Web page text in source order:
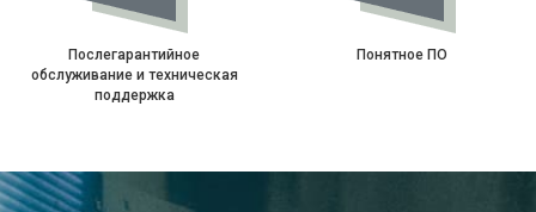
Послегарантийное
обслуживание и техническая
поддержка
Понятное ПО